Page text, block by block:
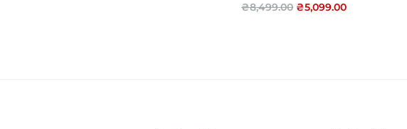
₴8,499.00 ₴5,099.00